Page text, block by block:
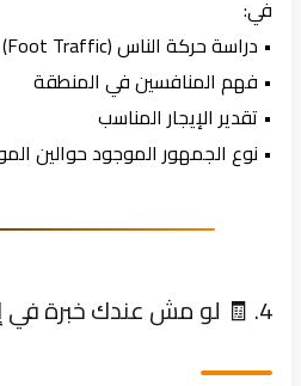
• دراسة حركة الناس (Foot Traffic)
• فهم المنافسين في المنطقة
• تقدير الإيجار المناسب
• نوع الجمهور الموجود حوالين الموقع